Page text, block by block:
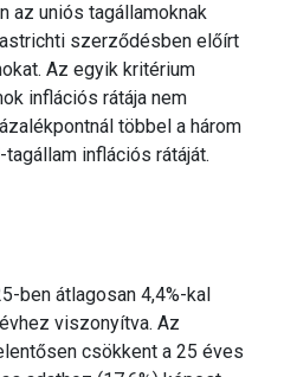
az uniós tagállamoknak
szerződésben előírt
Az egyik kritérium
inflációs rátája nem
többel a három
inflációs rátáját.
ben átlagosan 4,4%-kal
viszonyítva. Az
csökkent a 25 éves